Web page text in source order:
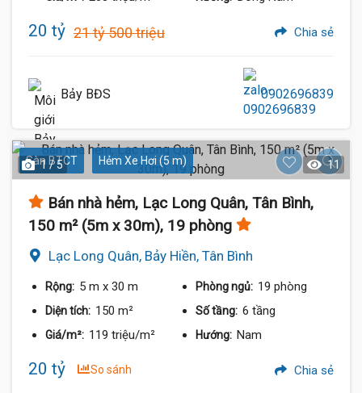
20 tỷ 21 tỷ 500 triệu Chia sẻ
Bảy BĐS 0902696839
Sàn BTCT Hẻm Xe Hơi (5 m)
1 / 5 11
Bán nhà hẻm, Lạc Long Quân, Tân Bình,
150 m² (5m x 30m), 19 phòng
Lạc Long Quân, Bảy Hiền, Tân Bình
Rộng: 5 m x 30 m Phòng ngủ: 19 phòng
Diện tích: 150 m² Số tầng: 6 tầng
Giá/m²: 119 triệu/m² Hướng: Nam
20 tỷ So sánh Chia sẻ